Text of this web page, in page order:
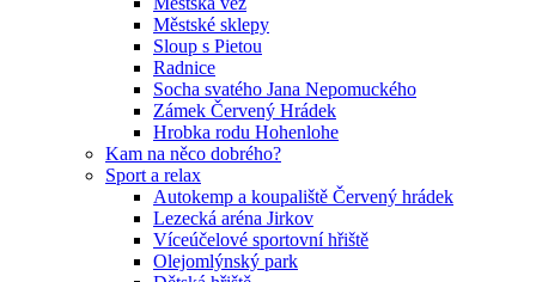
Městské sklepy
Sloup s Pietou
Radnice
Socha svatého Jana Nepomuckého
Zámek Červený Hrádek
Hrobka rodu Hohenlohe
Kam na něco dobrého?
Sport a relax
Autokemp a koupaliště Červený hrádek
Lezecká aréna Jirkov
Víceúčelové sportovní hřiště
Olejomlýnský park